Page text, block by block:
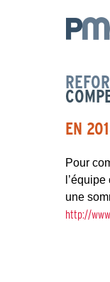
EN
Pour
une
http://